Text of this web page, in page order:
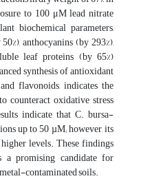
to 100 μM lead nitrate
biochemical parameters,
anthocyanins (by 293%),
leaf proteins (by 65%)
synthesis of antioxidant
flavonoids, indicates the
counteract oxidative stress
indicate that C. bursa-
up to 50 µM; however, its
levels. These findings
a promising candidate for
contaminated soils.